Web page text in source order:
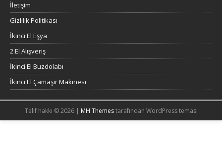
İletişim
Gizlilik Politikası
İkinci El Eşya
2.El Alışveriş
İkinci El Buzdolabı
İkinci El Çamaşır Makinesi
Telif hakkı © 2026 | MH Themestarafından WordPress teması